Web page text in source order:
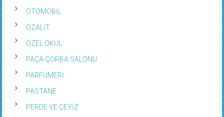
OTOMOBİL
OZALİT
ÖZEL OKUL
PAÇA-ÇORBA SALONU
PARFÜMERİ
PASTANE
PERDE VE ÇEYİZ